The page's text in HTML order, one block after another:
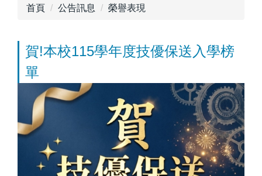
首頁 公告訊息 榮譽表現
賀!本校115學年度技優保送入學榜
單